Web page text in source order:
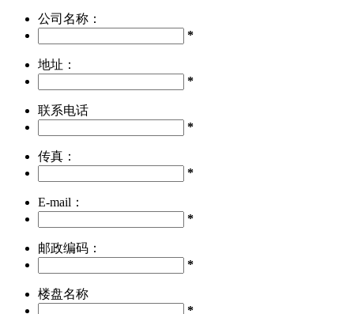
公司名称：
*
地址：
*
联系电话
*
传真：
*
E-mail：
*
邮政编码：
*
楼盘名称
*